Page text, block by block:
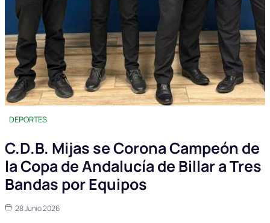
DEPORTES
C.D.B. Mijas se Corona Campeón de
la Copa de Andalucía de Billar a Tres
Bandas por Equipos
28 Junio 2026